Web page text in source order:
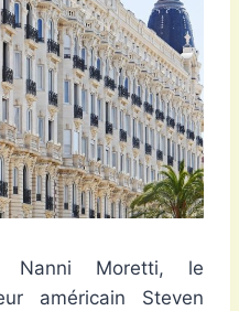
Nanni Moretti, le
américain Steven